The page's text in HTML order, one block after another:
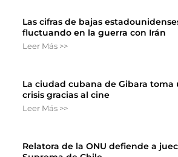
Las cifras de bajas
fluctuando en la guerra con Irán
Leer Más >>
La ciudad cubana de Gibara toma
crisis gracias al cine
Leer Más >>
Relatora de la ONU defiende a